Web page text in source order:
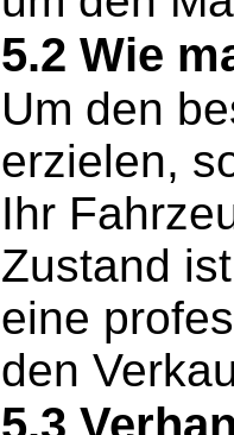
5.2 Wie
Um den
erzielen,
Ihr
Zustand
eine
den